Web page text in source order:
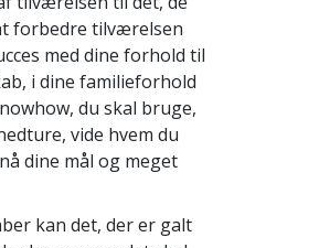
forbedre tilværelsen
med dine forhold til
i dine familieforhold
du skal bruge,
vide hvem du
dine mål og meget
kan det, der er galt